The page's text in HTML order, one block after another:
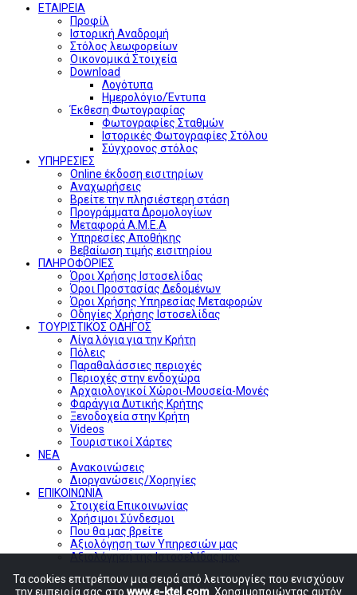
ΕΤΑΙΡΕΙΑ
Προφίλ
Ιστορική Αναδρομή
Στόλος λεωφορείων
Οικονομικά Στοιχεία
Download
Λογότυπα
Ημερολόγιο/Έντυπα
Έκθεση Φωτογραφίας
Φωτογραφίες Σταθμών
Ιστορικές Φωτογραφίες Στόλου
Σύγχρονος στόλος
ΥΠΗΡΕΣΙΕΣ
Online έκδοση εισιτηρίων
Αναχωρήσεις
Βρείτε την πλησιέστερη στάση
Προγράμματα Δρομολογίων
Μεταφορά Α.Μ.Ε.Α
Υπηρεσίες Αποθήκης
Βεβαίωση τιμής εισιτηρίου
ΠΛΗΡΟΦΟΡΙΕΣ
Όροι Χρήσης Ιστοσελίδας
Όροι Προστασίας Δεδομένων
Όροι Χρήσης Υπηρεσίας Μεταφορών
Οδηγίες Χρήσης Ιστοσελίδας
ΤΟΥΡΙΣΤΙΚΟΣ ΟΔΗΓΟΣ
Λίγα λόγια για την Κρήτη
Πόλεις
Παραθαλάσσιες περιοχές
Περιοχές στην ενδοχώρα
Αρχαιολογικοί Χώροι-Μουσεία-Μονές
Φαράγγια Δυτικής Κρήτης
Ξενοδοχεία στην Κρήτη
Videos
Τουριστικοί Χάρτες
ΝΕΑ
Ανακοινώσεις
Διοργανώσεις/Χορηγίες
ΕΠΙΚΟΙΝΩΝΙΑ
Στοιχεία Επικοινωνίας
Χρήσιμοι Σύνδεσμοι
Που θα μας βρείτε
Αξιολόγηση των Υπηρεσιών μας
Αξιολόγηση της Ιστοσελίδας μας
Τα cookies επιτρέπουν μια σειρά από λειτουργίες που ενισχύουν
την εμπειρία σας στο www.e-ktel.com . Χρησιμοποιώντας αυτόν